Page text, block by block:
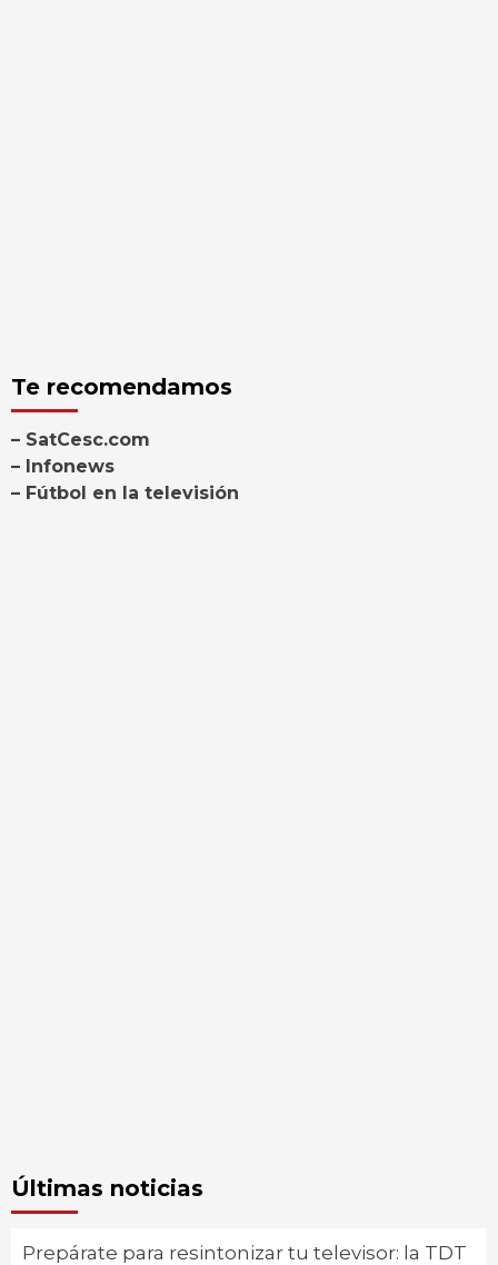
Te recomendamos
– SatCesc.com
– Infonews
– Fútbol en la televisión
Últimas noticias
Prepárate para resintonizar tu televisor: la TDT